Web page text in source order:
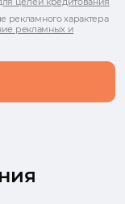
рекламного характера
рекламных и